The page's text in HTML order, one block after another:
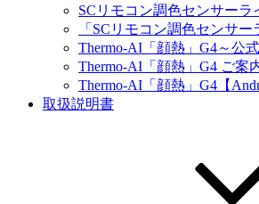
SCリモコン調色センサーラ
「SCリモコン調色センサ
Thermo-AI「顔熱」G4～公
Thermo-AI「顔熱」G4 ご案
Thermo-AI「顔熱」G4【
取扱説明書